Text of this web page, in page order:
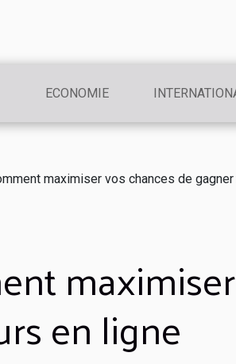
ECONOMIE
maximiser vos chances de
en ligne